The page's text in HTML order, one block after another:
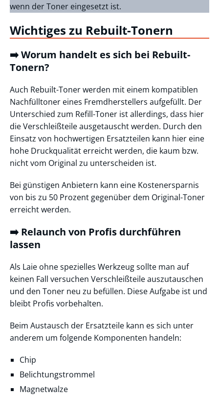
wenn der Toner eingesetzt ist.
Wichtiges zu Rebuilt-Tonern
➡️ Worum handelt es sich bei Rebuilt-
Tonern?
Auch Rebuilt-Toner werden mit einem kompatiblen
Nachfülltoner eines Fremdherstellers aufgefüllt. Der
Unterschied zum Refill-Toner ist allerdings, dass hier
die Verschleißteile ausgetauscht werden. Durch den
Einsatz von hochwertigen Ersatzteilen kann hier eine
hohe Druckqualität erreicht werden, die kaum bzw.
nicht vom Original zu unterscheiden ist.
Bei günstigen Anbietern kann eine Kostenersparnis
von bis zu 50 Prozent gegenüber dem Original-Toner
erreicht werden.
➡️ Relaunch von Profis durchführen
lassen
Als Laie ohne spezielles Werkzeug sollte man auf
keinen Fall versuchen Verschleißteile auszutauschen
und den Toner neu zu befüllen. Diese Aufgabe ist und
bleibt Profis vorbehalten.
Beim Austausch der Ersatzteile kann es sich unter
anderem um folgende Komponenten handeln:
Chip
Belichtungstrommel
Magnetwalze